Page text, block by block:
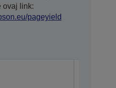
ovaj link:
pageyield